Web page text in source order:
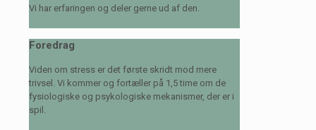
Vi har erfaringen og deler gerne ud af den.
Foredrag
Viden om stress er det første skridt mod mere
trivsel. Vi kommer og fortæller på 1,5 time om de
fysiologiske og psykologiske mekanismer, der er i
spil.